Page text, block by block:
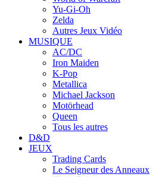
Yu-Gi-Oh
Zelda
Autres Jeux Vidéo
MUSIQUE
AC/DC
Iron Maiden
K-Pop
Metallica
Michael Jackson
Motörhead
Queen
Tous les autres
D&D
JEUX
Trading Cards
Le Seigneur des Anneaux